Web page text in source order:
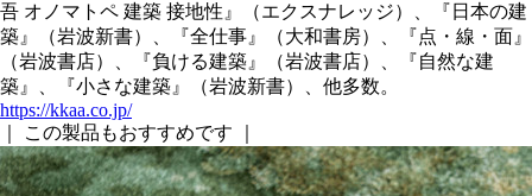
吾 オノマトペ 建築 接地性』（エクスナレッジ）、『日本の建
築』（岩波新書）、『全仕事』（大和書房）、『点・線・面』
（岩波書店）、『負ける建築』（岩波書店）、『自然な建
築』、『小さな建築』（岩波新書）、他多数。
https://kkaa.co.jp/
｜ この製品もおすすめです ｜